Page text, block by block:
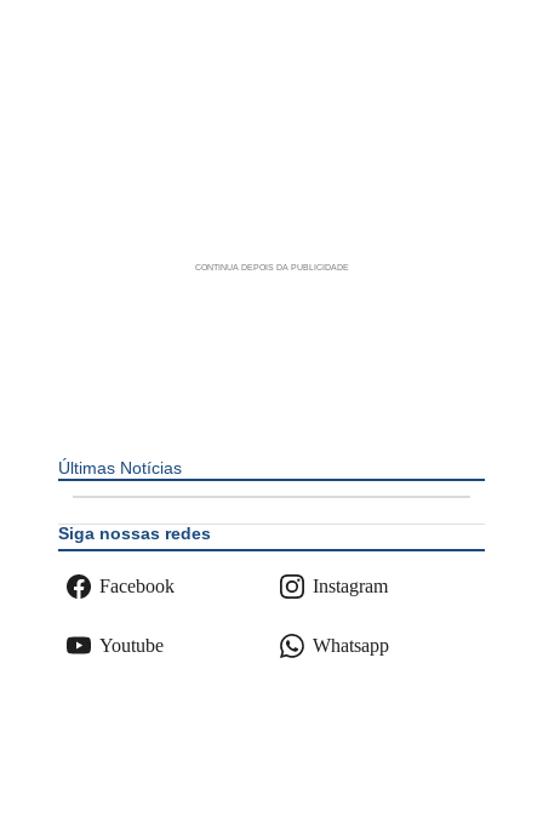
Últimas Notícias
Siga nossas redes
Facebook Instagram
Youtube Whatsapp